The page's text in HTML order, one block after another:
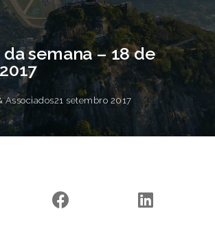
semana – 18 de
Associados21 setembro 2017